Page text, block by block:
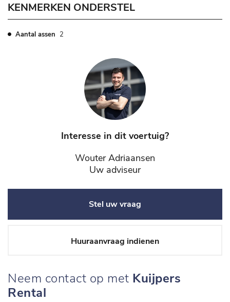
KENMERKEN ONDERSTEL
Aantal assen 2
Interesse in dit voertuig?
Wouter Adriaansen
Uw adviseur
Stel uw vraag
Huuraanvraag indienen
Neem contact op met Kuijpers
Rental